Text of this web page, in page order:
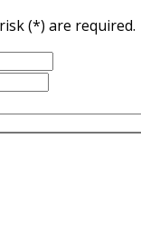
(*) are required.